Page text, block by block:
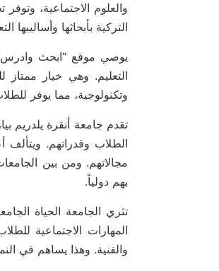
والعلوم الاجتماعية،
التركية بأبحاثها وأساليبها
يوصي موقع “ابحث
التعليم. وهي خيار
وتكنولوجية، مما يوفر
تقدم جامعة أنقرة يلدريم
الطلاب وقدراتهم.
مجالاتهم. ومن بين
بهم دولياً.
تثري الجامعة الحياة
المهارات الاجتماعية
والفنية. وهذا يساهم في